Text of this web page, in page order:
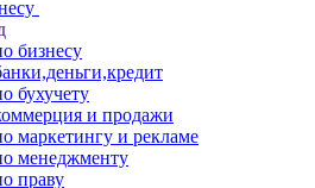
бизнесу
бухучету
и продажи
маркетингу и рекламе
менеджменту
праву